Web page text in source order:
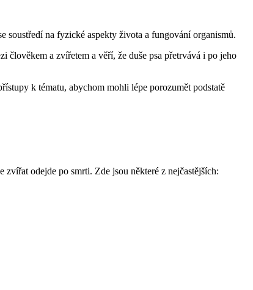
soustředí na fyzické aspekty života a fungování organismů.
a zvířetem a věří, že duše psa přetrvává i po jeho
k tématu, abychom mohli lépe porozumět podstatě
odejde po smrti. Zde jsou některé z nejčastějších: